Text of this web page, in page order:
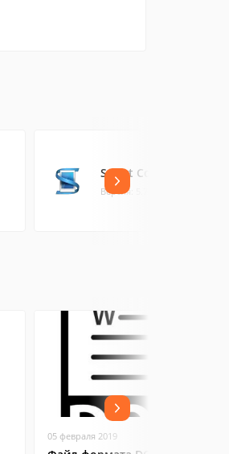
Smart Connect
Версия: 5.7.36.0 (6.86 МБ)
05 февраля 2019